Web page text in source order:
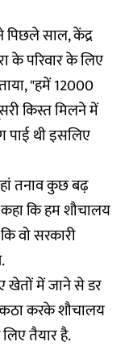
पिछले साल, केंद्र
के परिवार के लिए
"हमें 12000
किस्त मिलने में
पाई थी इसलिए
तनाव कुछ बढ़
कि हम शौचालय
वो सरकारी
खेतों में जाने से डर
करके शौचालय
तैयार है.